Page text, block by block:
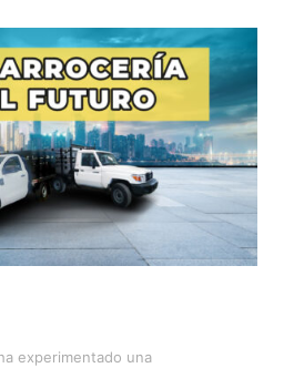
experimentado una